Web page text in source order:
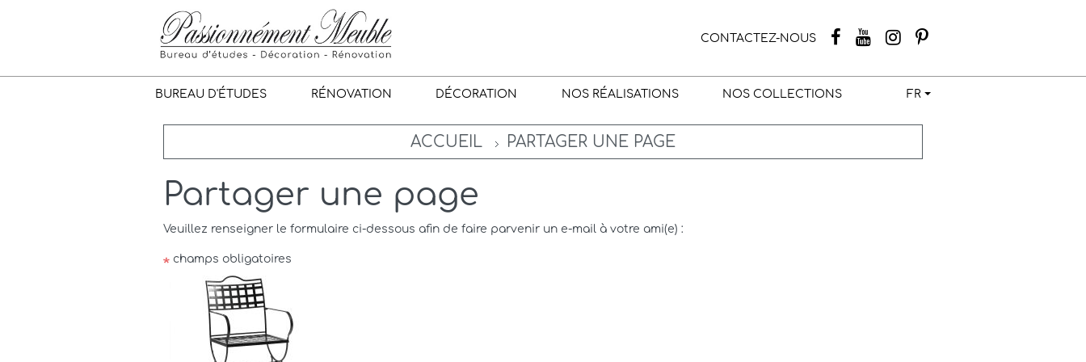
CONTACTEZ-NOUS
BUREAU D'ÉTUDES RÉNOVATION DÉCORATION NOS RÉALISATIONS NOS COLLECTIONS FR
ACCUEIL PARTAGER UNE PAGE
Partager une page
Veuillez renseigner le formulaire ci-dessous afin de faire parvenir un e-mail à votre ami(e) :
champs obligatoires